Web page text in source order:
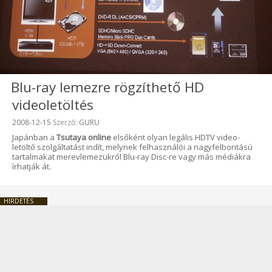
Blu-ray lemezre rögzíthető HD
videoletöltés
Beküldve:
2008-12-15 Szerző: GURU
Japánban a Tsutaya online elsőként olyan legális HDTV video-
letöltő szolgáltatást indít, melynek felhasználói a nagyfelbontású
tartalmakat merevlemezükről Blu-ray Disc-re vagy más médiákra
írhatják át.
HIRDETÉS